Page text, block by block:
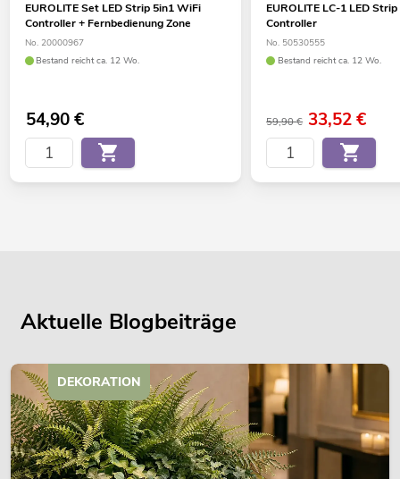
EUROLITE Set LED Strip 5in1 WiFi
Controller + Fernbedienung Zone
No. 20000967
Bestand reicht ca. 12 Wo.
54,90€
EUROLITE LC-1 LED Strip
Controller
No. 50530555
Bestand reicht ca. 12 Wo.
59,90 € 33,52€
Aktuelle Blogbeiträge
DEKORATION